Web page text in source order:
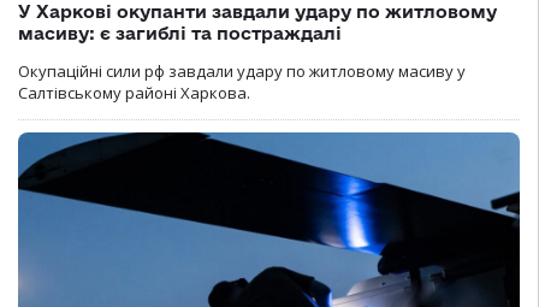
У Харкові окупанти завдали удару по житловому
масиву: є загиблі та постраждалі
Окупаційні сили рф завдали удару по житловому масиву у
Салтівському районі Харкова.